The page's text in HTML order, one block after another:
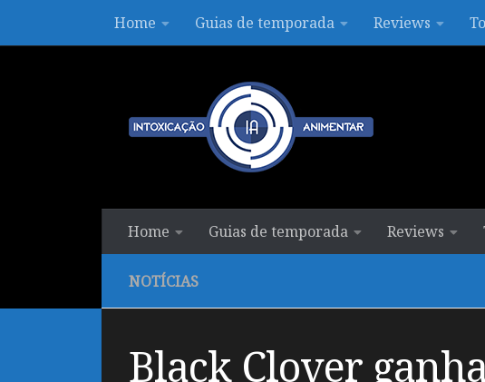
Skip to contentHome Guias de temporada Reviews
Home Guias de temporada Reviews
NOTÍCIAS
Black Clover